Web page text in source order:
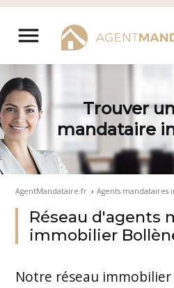
Aller
contenu
menu
Trouver
mandataire
AgentMandataire.fr › Agents mandataires
Réseau d'agents
immobilier
Notre réseau immobilier